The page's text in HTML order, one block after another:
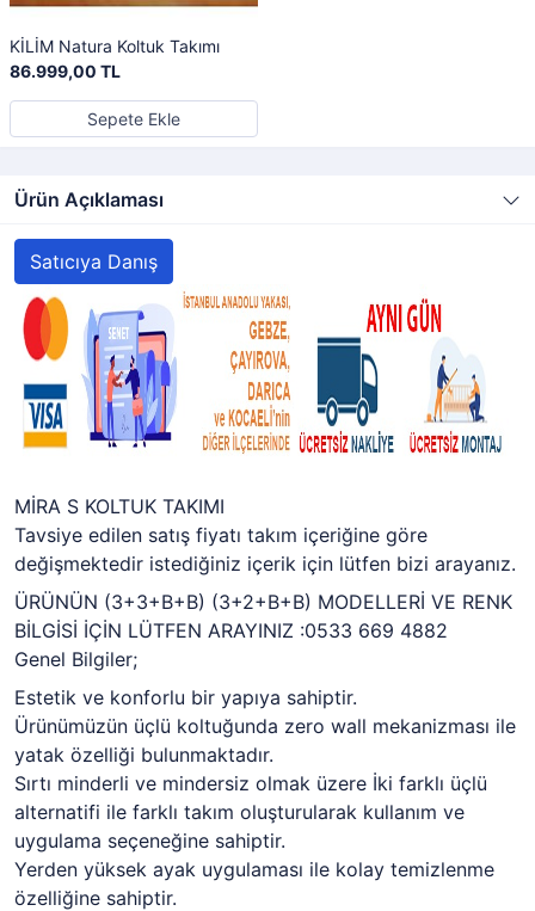
KİLİM Natura Koltuk Takımı
86.999,00 TL
Sepete Ekle
Ürün Açıklaması
Satıcıya Danış
MİRA S KOLTUK TAKIMI
Tavsiye edilen satış fiyatı takım içeriğine göre
değişmektedir istediğiniz içerik için lütfen bizi arayanız.
ÜRÜNÜN (3+3+B+B) (3+2+B+B) MODELLERİ VE RENK
BİLGİSİ İÇİN LÜTFEN ARAYINIZ :0533 669 4882
Genel Bilgiler;
Estetik ve konforlu bir yapıya sahiptir.
Ürünümüzün üçlü koltuğunda zero wall mekanizması ile
yatak özelliği bulunmaktadır.
Sırtı minderli ve mindersiz olmak üzere İki farklı üçlü
alternatifi ile farklı takım oluşturularak kullanım ve
uygulama seçeneğine sahiptir.
Yerden yüksek ayak uygulaması ile kolay temizlenme
özelliğine sahiptir.